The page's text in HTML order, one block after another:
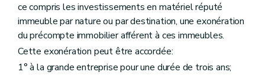
ce compris les investissements en matériel réputé
immeuble par nature ou par destination, une exonération
du précompte immobilier afférent à ces immeubles.
Cette exonération peut être accordée:
1° à la grande entreprise pour une durée de trois ans;